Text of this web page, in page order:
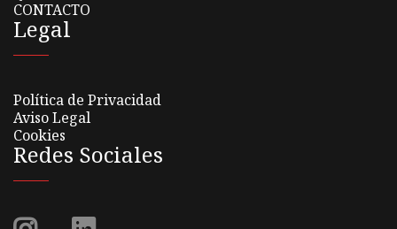
CONTACTO
Legal
Política de Privacidad
Aviso Legal
Cookies
Redes Sociales